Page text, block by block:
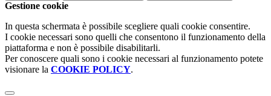
Gestione cookie
In questa schermata è possibile scegliere quali cookie consentire.
I cookie necessari sono quelli che consentono il funzionamento della
piattaforma e non è possibile disabilitarli.
Per conoscere quali sono i cookie necessari al funzionamento potete
visionare la COOKIE POLICY.